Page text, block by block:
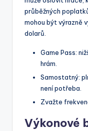
průběžných
mohou být výrazně
dolarů.
Game Pass:
hrám.
Samostatný:
není potřeba.
Zvažte
Výkonové